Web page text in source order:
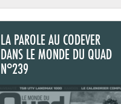
LA PAROLE AU CODEVER
DANS LE MONDE DU QUAD
N°239